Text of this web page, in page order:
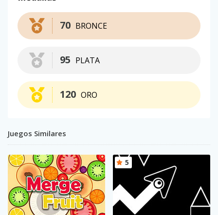
BRONCE
70
PLATA
95
ORO
120
Juegos Similares
5